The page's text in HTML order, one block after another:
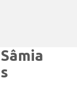
Sâmia